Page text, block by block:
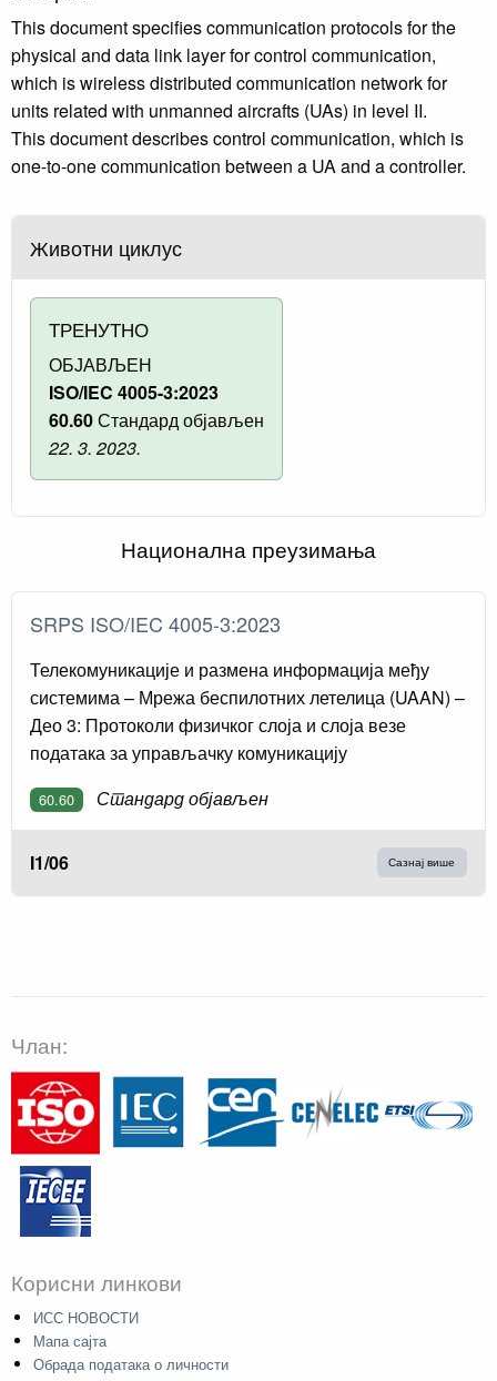
This document specifies communication protocols for the
physical and data link layer for control communication,
which is wireless distributed communication network for
units related with unmanned aircrafts (UAs) in level II.
This document describes control communication, which is
one-to-one communication between a UA and a controller.
Животни циклус
ТРЕНУТНО
ОБЈАВЉЕН
ISO/IEC 4005-3:2023
60.60Стандард објављен
22. 3. 2023.
Национална преузимања
SRPS ISO/IEC 4005-3:2023
Телекомуникације и размена информација међу
системима – Мрежа беспилотних летелица (UAAN) –
Део 3: Протоколи физичког слоја и слоја везе
података за управљачку комуникацију
60.60 Стандард објављен
I1/06 Сазнај више
Члан:
Корисни линкови
ИСС НОВОСТИ
Мапа сајта
Обрада података о личности